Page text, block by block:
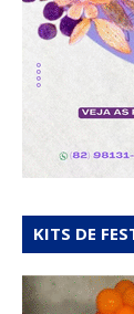
KITS DE